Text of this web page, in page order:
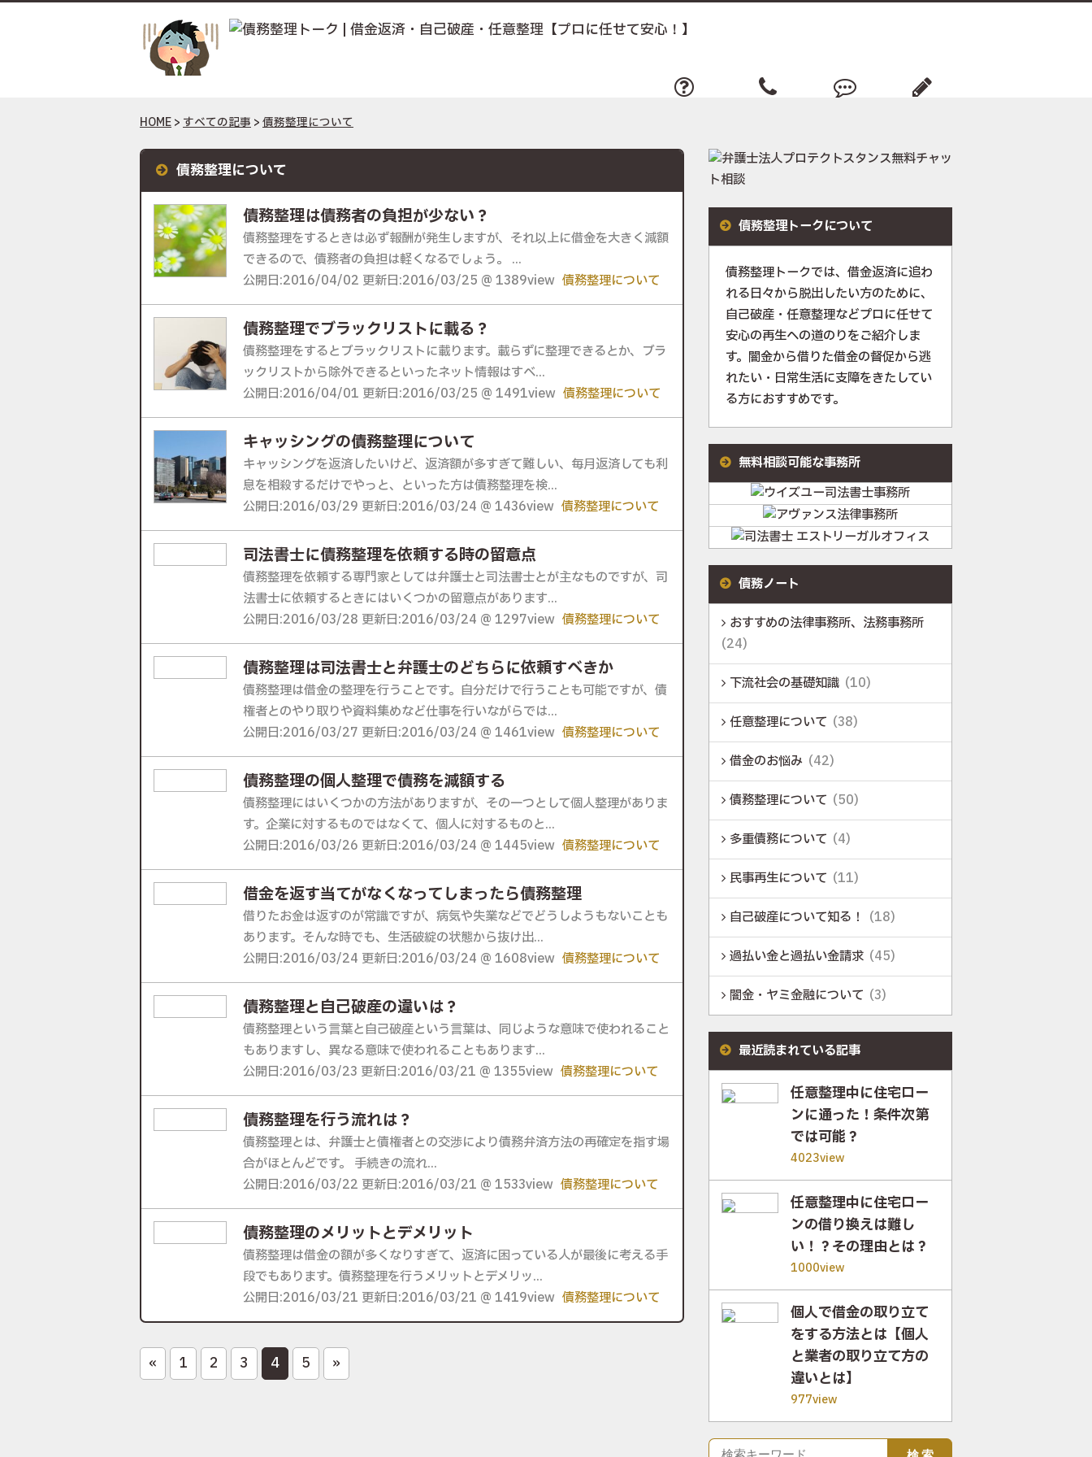
HOME > すべての記事 > 債務整理について
債務整理について
債務整理は債務者の負担が少ない？
債務整理をするときは必ず報酬が発生しますが、それ以上に借金を大きく減額
できるので、債務者の負担は軽くなるでしょう。 ...
公開日:2016/04/02 更新日:2016/03/25 @ 1389view 債務整理について
債務整理でブラックリストに載る？
債務整理をするとブラックリストに載ります。載らずに整理できるとか、ブラ
ックリストから除外できるといったネット情報はすべ...
公開日:2016/04/01 更新日:2016/03/25 @ 1491view 債務整理について
キャッシングの債務整理について
キャッシングを返済したいけど、返済額が多すぎて難しい、毎月返済しても利
息を相殺するだけでやっと、といった方は債務整理を検...
公開日:2016/03/29 更新日:2016/03/24 @ 1436view 債務整理について
司法書士に債務整理を依頼する時の留意点
債務整理を依頼する専門家としては弁護士と司法書士とが主なものですが、司
法書士に依頼するときにはいくつかの留意点があります...
公開日:2016/03/28 更新日:2016/03/24 @ 1297view 債務整理について
債務整理は司法書士と弁護士のどちらに依頼すべきか
債務整理は借金の整理を行うことです。自分だけで行うことも可能ですが、債
権者とのやり取りや資料集めなど仕事を行いながらでは...
公開日:2016/03/27 更新日:2016/03/24 @ 1461view 債務整理について
債務整理の個人整理で債務を減額する
債務整理にはいくつかの方法がありますが、その一つとして個人整理がありま
す。企業に対するものではなくて、個人に対するものと...
公開日:2016/03/26 更新日:2016/03/24 @ 1445view 債務整理について
借金を返す当てがなくなってしまったら債務整理
借りたお金は返すのが常識ですが、病気や失業などでどうしようもないことも
あります。そんな時でも、生活破綻の状態から抜け出...
公開日:2016/03/24 更新日:2016/03/24 @ 1608view 債務整理について
債務整理と自己破産の違いは？
債務整理という言葉と自己破産という言葉は、同じような意味で使われること
もありますし、異なる意味で使われることもあります...
公開日:2016/03/23 更新日:2016/03/21 @ 1355view 債務整理について
債務整理を行う流れは？
債務整理とは、弁護士と債権者との交渉により債務弁済方法の再確定を指す場
合がほとんどです。 手続きの流れ...
公開日:2016/03/22 更新日:2016/03/21 @ 1533view 債務整理について
債務整理のメリットとデメリット
債務整理は借金の額が多くなりすぎて、返済に困っている人が最後に考える手
段でもあります。債務整理を行うメリットとデメリッ...
公開日:2016/03/21 更新日:2016/03/21 @ 1419view 債務整理について
« 1 2 3 4 5 »
債務整理トークについて
債務整理トークでは、借金返済に追わ
れる日々から脱出したい方のために、
自己破産・任意整理などプロに任せて
安心の再生への道のりをご紹介しま
す。闇金から借りた借金の督促から逃
れたい・日常生活に支障をきたしてい
る方におすすめです。
無料相談可能な事務所
債務ノート
おすすめの法律事務所、法務事務所
(24)
下流社会の基礎知識 (10)
任意整理について (38)
借金のお悩み (42)
債務整理について (50)
多重債務について (4)
民事再生について (11)
自己破産について知る！ (18)
過払い金と過払い金請求 (45)
闇金・ヤミ金融について (3)
最近読まれている記事
任意整理中に住宅ロー
ンに通った！条件次第
では可能？
4023view
任意整理中に住宅ロー
ンの借り換えは難し
い！？その理由とは？
1000view
個人で借金の取り立て
をする方法とは【個人
と業者の取り立て方の
違いとは】
977view